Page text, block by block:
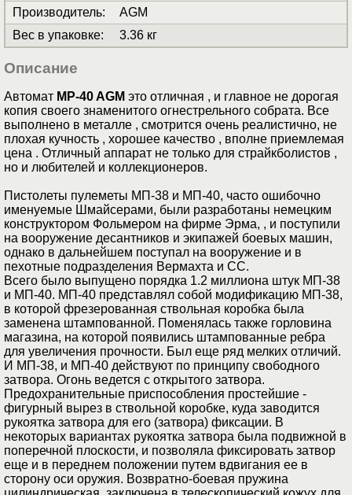
Производитель:
AGM
Вес в упаковке: 3.36 кг
Описание
Автомат MP-40 AGM это отличная , и главное не дорогая
копия своего знаменитого огнестрельного собрата. Все
выполнено в металле , смотрится очень реалистично, не
плохая кучность , хорошее качество , вполне приемлемая
цена . Отличный аппарат не только для страйкболистов ,
но и любителей и коллекционеров.
Пистолеты пулеметы МП-38 и МП-40, часто ошибочно
именуемые Шмайсерами, были разработаны немецким
конструктором Фольмером на фирме Эрма, , и поступили
на вооружение десантников и экипажей боевых машин,
однако в дальнейшем поступал на вооружение и в
пехотные подразделения Вермахта и СС.
Всего было выпущено порядка 1.2 миллиона штук МП-38
и МП-40. МП-40 представлял собой модификацию МП-38,
в которой фрезерованная ствольная коробка была
заменена штампованной. Поменялась также горловина
магазина, на которой появились штампованные ребра
для увеличения прочности. Был еще ряд мелких отличий.
И МП-38, и МП-40 действуют по принципу свободного
затвора. Огонь ведется с открытого затвора.
Предохранительные приспособления простейшие -
фигурный вырез в ствольной коробке, куда заводится
рукоятка затвора для его (затвора) фиксации. В
некоторых вариантах рукоятка затвора была подвижной в
поперечной плоскости, и позволяла фиксировать затвор
еще и в переднем положении путем вдвигания ее в
сторону оси оружия. Возвратно-боевая пружина